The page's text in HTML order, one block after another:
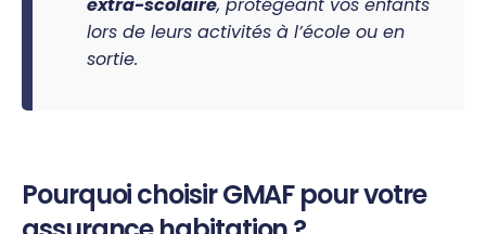
lors de leurs activités à l’école ou en
sortie.
Pourquoi choisir GMAF pour votre